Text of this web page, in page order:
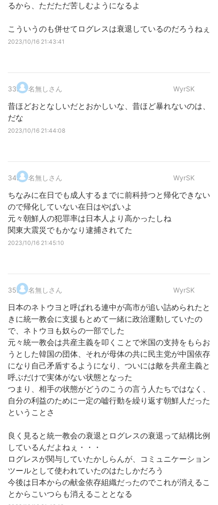
るから、ただただ苦しむようになるよ
こういうのも併せてログレスは衰退しているのだろうねぇ
2023/10/16 21:43:41
33. 名無しさん WyrSK
昔ほどおとなしいだとおかしいな、昔ほど暴れないのは、
だな
2023/10/16 21:44:08
34. 名無しさん WyrSK
ちなみに在日でも成人するまでに前科持つと帰化できない
ので帰化していない在日はやばいよ
元々朝鮮人の犯罪率は日本人より高かったしね
関東大震災でもかなり逮捕されてた
2023/10/16 21:45:10
35. 名無しさん WyrSK
日本のネトウヨと呼ばれる連中が高市が追い詰められたと
きに統一教会に支援もとめて一緒に政治運動していたの
で、ネトウヨも奴らの一部でした
元々統一教会は共産主義を叩くことで米国の支持をもらお
うとした韓国の団体、それが母体の共に民主党が中国依存
になり自己矛盾するようになり、ついには敵を共産主義と
呼ぶだけで実体がない状態となった
つまり、相手の状態がどうのこうの言う人たちではなく、
自分の利益のために一定の嘘行動を繰り返す朝鮮人だった
ということさ
良く見ると統一教会の衰退とログレスの衰退って結構比例
しているんだよねぇ・・・
ログレスが関与していたかしらんが、コミュニケーション
ツールとして使われていたのはたしかだろう
今後は日本からの献金依存組織だったのでこれが消えるこ
とからこいつらも消えることとなる